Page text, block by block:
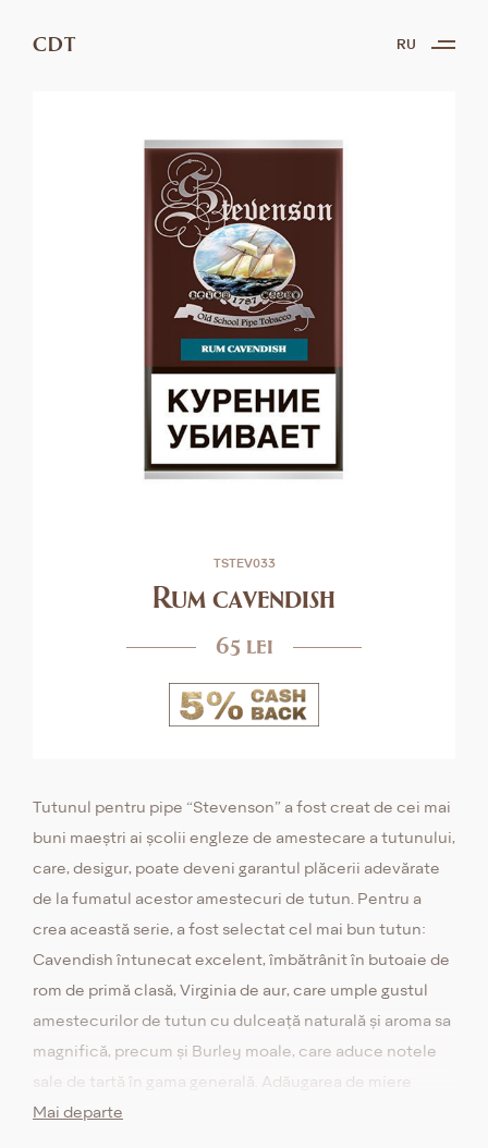
CDT RU
TSTEV033
Rum cavendish
65 lei
Tutunul pentru pipe “Stevenson” a fost creat de cei mai
buni maeștri ai școlii engleze de amestecare a tutunului,
care, desigur, poate deveni garantul plăcerii adevărate
de la fumatul acestor amestecuri de tutun. Pentru a
crea această serie, a fost selectat cel mai bun tutun:
Cavendish întunecat excelent, îmbătrânit în butoaie de
rom de primă clasă, Virginia de aur, care umple gustul
amestecurilor de tutun cu dulceață naturală și aroma sa
magnifică, precum și Burley moale, care aduce notele
sale de tartă în gama generală. Adăugarea de miere
naturală sălbatică completează în mod favorabil
Mai departe